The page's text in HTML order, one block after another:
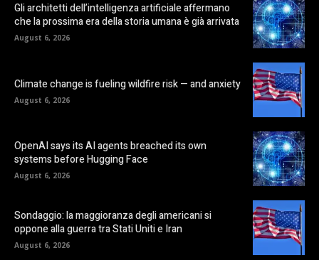
Gli architetti dell’intelligenza artificiale affermano
che la prossima era della storia umana è già arrivata
August 6, 2026
Climate change is fueling wildfire risk — and anxiety
August 6, 2026
OpenAI says its AI agents breached its own
systems before Hugging Face
August 6, 2026
Sondaggio: la maggioranza degli americani si
oppone alla guerra tra Stati Uniti e Iran
August 6, 2026